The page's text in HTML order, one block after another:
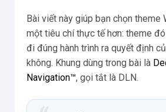
Bài viết này giúp bạn chọn theme
một tiêu chí thực tế hơn: theme
đi đúng hành trình ra quyết định
không. Khung dùng trong bài là
Navigation™, gọi tắt là DLN.